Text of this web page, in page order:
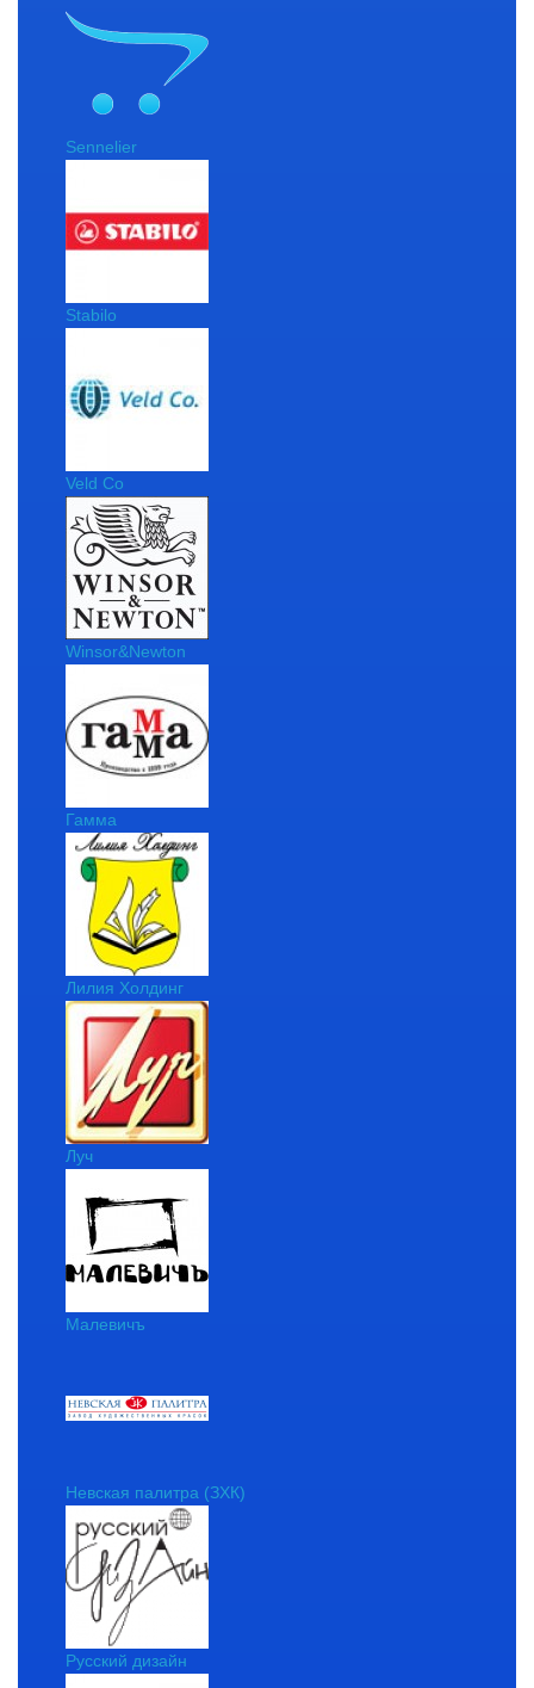
Sennelier
Stabilo
Veld Co
Winsor&Newton
Гамма
Лилия Холдинг
Луч
Малевичъ
Невская палитра (ЗХК)
Русский дизайн